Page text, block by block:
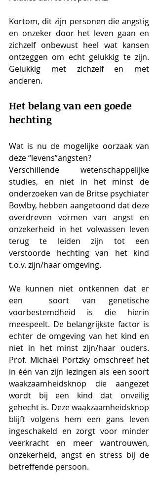
Kortom, dit zijn personen die angstig
en onzeker door het leven gaan en
zichzelf onbewust heel wat kansen
ontzeggen om echt gelukkig te zijn.
Gelukkig met zichzelf en met
anderen.
Het belang van een goede
hechting
Wat is nu de mogelijke oorzaak van
deze “levens”angsten?
Verschillende wetenschappelijke
studies, en niet in het minst de
onderzoeken van de Britse psychiater
Bowlby, hebben aangetoond dat deze
overdreven vormen van angst en
onzekerheid in het volwassen leven
terug te leiden zijn tot een
verstoorde hechting van het kind
t.o.v. zijn/haar omgeving.
We kunnen niet ontkennen dat er
een  soort van genetische
voorbestemdheid is die hierin
meespeelt. De belangrijkste factor is
echter de omgeving van het kind en
niet in het minst zijn/haar ouders.
Prof. Michaël Portzky omschreef het
in één van zijn lezingen als een soort
waakzaamheidsknop die aangezet
wordt bij een kind dat onveilig
gehecht is. Deze waakzaamheidsknop
blijft volgens hem een gans leven
ingeschakeld en zorgt voor minder
veerkracht en meer wantrouwen,
onzekerheid, angst en stress bij de
betreffende persoon.